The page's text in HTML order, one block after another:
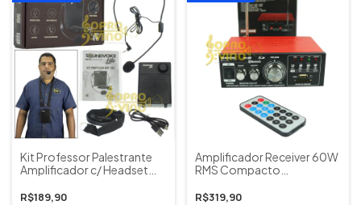
Kit Professor Palestrante
Amplificador c/ Headset
SoundVoice Lite AVP105
R$189,90
Amplificador Receiver 60W
RMS Compacto
Bluetooth Soundvoice
R$319,90